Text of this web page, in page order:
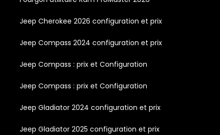
Jeep Cherokee 2026 configuration et prix
Jeep Compass 2024 configuration et prix
Jeep Compass : prix et Configuration
Jeep Compass : prix et Configuration
Jeep Gladiator 2024 configuration et prix
Jeep Gladiator 2025 configuration et prix